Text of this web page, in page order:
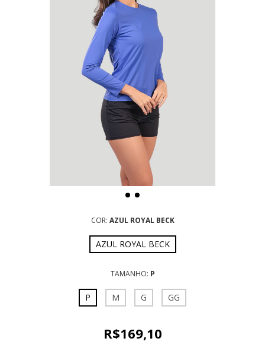
COR: AZUL ROYAL BECK
AZUL ROYAL BECK
TAMANHO: P
P M G GG
R$169,10